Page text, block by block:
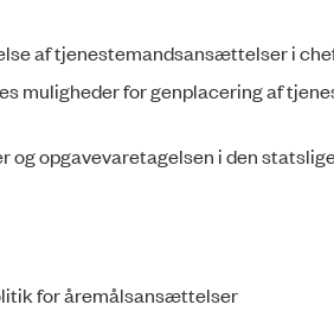
af tjenestemandsansættelser i
muligheder for genplacering af
opgavevaretagelsen i den
for åremålsansættelser